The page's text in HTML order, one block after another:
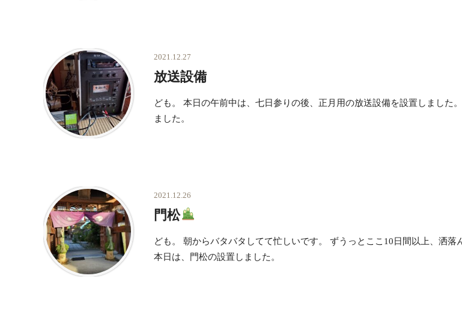
2021.12.27
放送設備
ども。 本日の午前中は、七日参りの後、正月用の放送設備を設置しました
ました。
2021.12.26
門松
ども。 朝からバタバタしてて忙しいです。 ずうっとここ10日間以上、洒落
本日は、門松の設置しました。